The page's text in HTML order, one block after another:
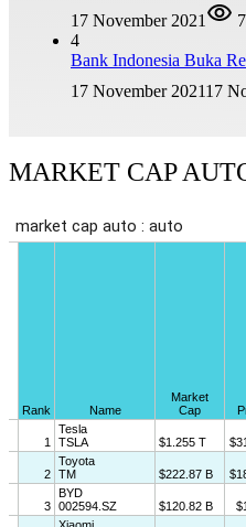
17 November 2021
4
Bank Indonesia Buka
17 November 202117
MARKET CAP